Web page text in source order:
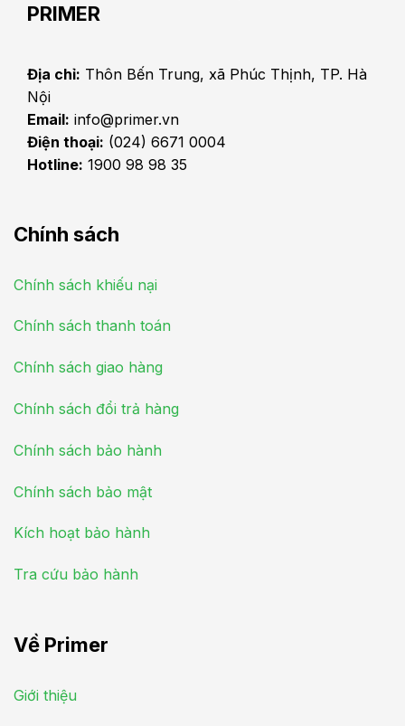
PRIMER
Địa chỉ: Thôn Bến Trung, xã Phúc Thịnh, TP. Hà
Nội
Email: info@primer.vn
Điện thoại: (024) 6671 0004
Hotline: 1900 98 98 35
Chính sách
Chính sách khiếu nại
Chính sách thanh toán
Chính sách giao hàng
Chính sách đổi trả hàng
Chính sách bảo hành
Chính sách bảo mật
Kích hoạt bảo hành
Tra cứu bảo hành
Về Primer
Giới thiệu